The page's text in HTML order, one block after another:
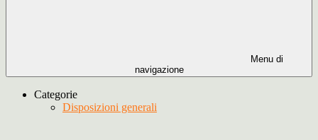
Menu di
navigazione
Categorie
Disposizioni generali